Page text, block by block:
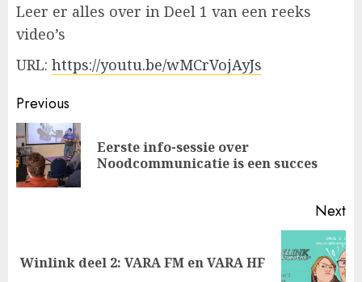
Leer er alles over in Deel 1 van een reeks
video’s
URL: https://youtu.be/wMCrVojAyJs
Post
navigation
Previous
Eerste info-sessie over
Noodcommunicatie is een succes
Next
Next
Winlink deel 2: VARA FM en VARA HF